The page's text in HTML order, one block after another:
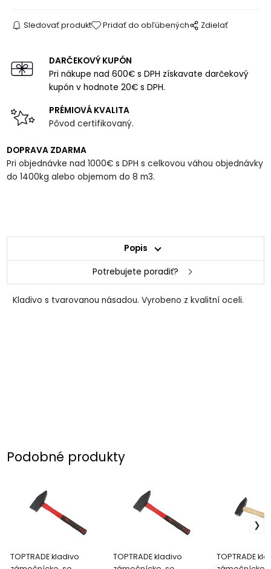
Sledovať produkt Pridať do obľúbených Zdielať
DARČEKOVÝ KUPÓN
Pri nákupe nad 600€ s DPH získavate darčekový
kupón v hodnote 20€ s DPH.
PRÉMIOVÁ KVALITA
Pôvod certifikovaný.
DOPRAVA ZDARMA
Pri objednávke nad 1000€ s DPH s celkovou váhou objednávky
do 1400kg alebo objemom do 8 m3.
Popis
Potrebujete poradiť?
Kladivo s tvarovanou násadou. Vyrobeno z kvalitní oceli.
Podobné produkty
TOPTRADE kladivo
TOPTRADE kladivo
TOPTRADE